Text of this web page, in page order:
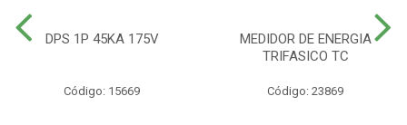
DPS 1P 45KA 175V
Código: 15669
MEDIDOR DE ENERGIA
TRIFASICO TC
Código: 23869